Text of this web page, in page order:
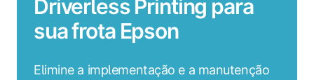
Driverless Printing para
sua frota Epson
Elimine a implementação e a manutenção